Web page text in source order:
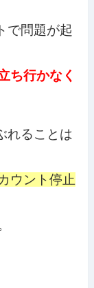
で問題が起
ち行かなく
れることは
ウント停止